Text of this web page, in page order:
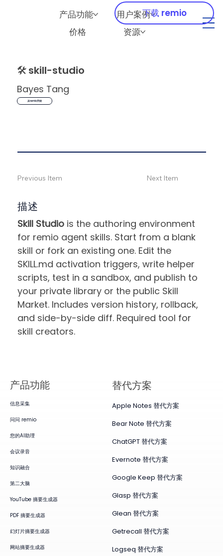
产品功能
用户案例
价格
资源
下载 remio
🛠️skill-studio
Bayes Tang
从remio开始
描述
Skill Studio is the authoring environment
for remio agent skills. Start from a blank
skill or fork an existing one. Edit the
SKILL.md activation triggers, write helper
scripts, test in a sandbox, and publish to
your private library or the public Skill
Market. Includes version history, rollback,
and side-by-side diff. Required tool for
skill creators.
Previous Item Next Item
产品​功能
信息采集
问问 remio
您的AI助理
会议录音
知识融合
第二大脑
YouTube 摘要生成器
PDF 摘要生成器
幻灯片摘要生成器
网站摘要生成器
替代方案
Apple Notes 替代方案
Bear Note 替代方案
ChatGPT 替代方案
Evernote 替代方案
Google Keep 替代方案
Glasp 替代方案
Glean 替代方案
Getrecall 替代方案
Logseq 替代方案